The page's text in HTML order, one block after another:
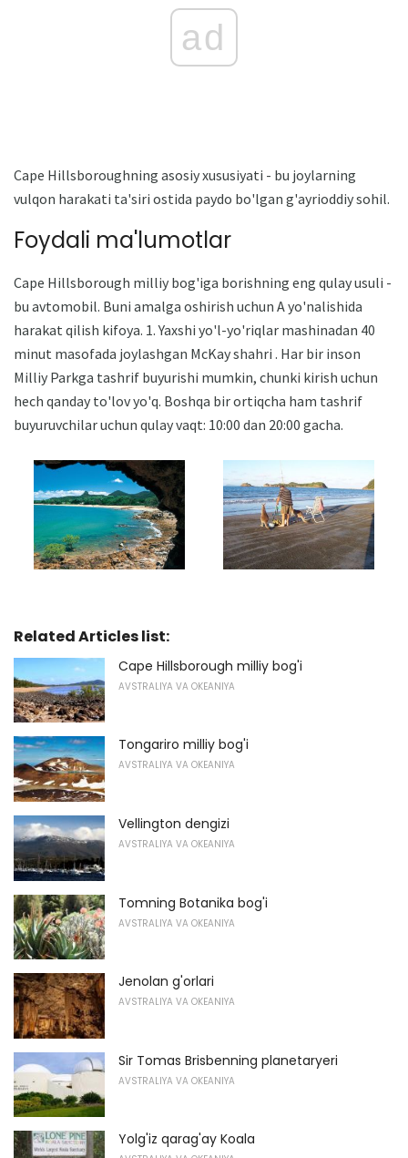
ad
Cape Hillsboroughning asosiy xususiyati - bu joylarning
vulqon harakati ta'siri ostida paydo bo'lgan g'ayrioddiy sohil.
Foydali ma'lumotlar
Cape Hillsborough milliy bog'iga borishning eng qulay usuli -
bu avtomobil. Buni amalga oshirish uchun A yo'nalishida
harakat qilish kifoya. 1. Yaxshi yo'l-yo'riqlar mashinadan 40
minut masofada joylashgan McKay shahri . Har bir inson
Milliy Parkga tashrif buyurishi mumkin, chunki kirish uchun
hech qanday to'lov yo'q. Boshqa bir ortiqcha ham tashrif
buyuruvchilar uchun qulay vaqt: 10:00 dan 20:00 gacha.
Related Articles list:
Cape Hillsborough milliy bog'i
AVSTRALIYA VA OKEANIYA
Tongariro milliy bog'i
AVSTRALIYA VA OKEANIYA
Vellington dengizi
AVSTRALIYA VA OKEANIYA
Tomning Botanika bog'i
AVSTRALIYA VA OKEANIYA
Jenolan g'orlari
AVSTRALIYA VA OKEANIYA
Sir Tomas Brisbenning planetaryeri
AVSTRALIYA VA OKEANIYA
Yolg'iz qarag'ay Koala